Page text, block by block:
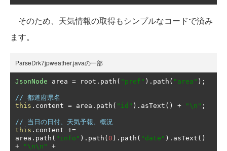
そのため、天気情報の取得もシンプルなコードで済み
ます。
ParseDrk7jpweather.javaの一部
JsonNode area = root . path ( "pref" ). path ( "area" );
// 都道府県名
this . content = area . path ( "id" ). asText () + "\n" ;
// 当日の日付、天気予報、概況
this . content +=
area . path ( "info" ). path ( 0 ). path ( "date" ). asText ()
+
"\n\n" +